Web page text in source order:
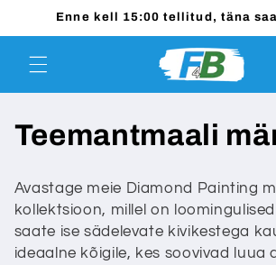
otse
sisule
Enne kell 15:00 tellitud, täna
K
g
u
Teemantmaali
Avastage meie Diamond Painting
kollektsioon, millel on
saate ise sädelevate kivikestega
ideaalne kõigile, kes soovivad luua